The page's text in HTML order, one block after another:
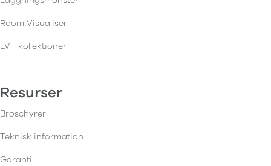
Room Visualiser
LVT kollektioner
Resurser
Broschyrer
Teknisk information
Garanti